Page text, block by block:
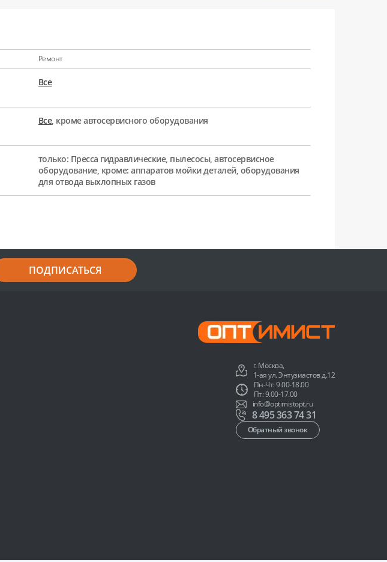
Ремонт
Все
Все, кроме автосервисного оборудования
только: Пресса гидравлические, пылесосы, автосервисное
оборудование, кроме: аппаратов мойки деталей, оборудования
для отвода выхлопных газов
ПОДПИСАТЬСЯ
г. Москва,
1-ая ул. Энтузиастов д.12
Пн-Чт: 9.00-18.00
Пт: 9.00-17.00
info@optimistopt.ru
8 495 363 74 31
Обратный звонок